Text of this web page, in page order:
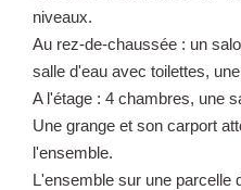
niveaux.
Au rez-de-chaussée : un
salle d'eau avec toilettes,
A l'étage : 4 chambres, une
Une grange et son carport
l'ensemble.
L'ensemble sur une parcelle